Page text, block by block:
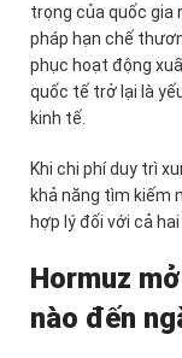
trọng của quốc gia
pháp hạn chế
phục hoạt động
quốc tế trở lại là
kinh tế.
Khi chi phí duy trì
khả năng tìm kiếm
hợp lý đối với cả hai
Hormuz
nào đến